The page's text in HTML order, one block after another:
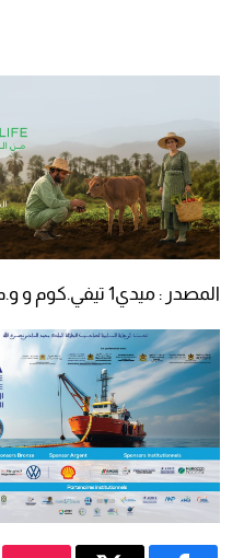
المصدر : ميدي1 تيفي.كوم و و.م.ع